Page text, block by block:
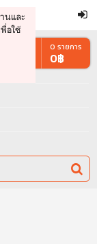
นและ
พื่อใช้
0 รายการ
0฿